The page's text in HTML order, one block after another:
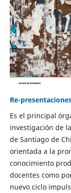
Re-
Es el principal
investigación de
de Santiago de
orientada a la
conocimiento
docentes como
nuevo ciclo